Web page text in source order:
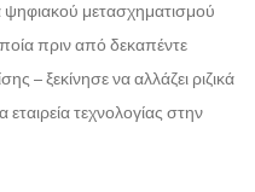
ψηφιακού μετασχηματισμού
πριν από δεκαπέντε
– ξεκίνησε να αλλάζει ριζικά
τεχνολογίας στην